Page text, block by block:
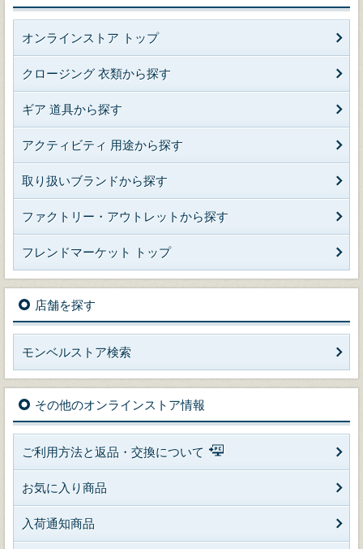
オンラインストア トップ
クロージング 衣類から探す
ギア 道具から探す
アクティビティ 用途から探す
取り扱いブランドから探す
ファクトリー・アウトレットから探す
フレンドマーケット トップ
店舗を探す
モンベルストア検索
その他のオンラインストア情報
ご利用方法と返品・交換について
お気に入り商品
入荷通知商品